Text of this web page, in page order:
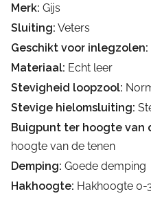
Merk: Gijs
Sluiting: Veters
Geschikt voor inlegzolen:
Materiaal: Echt leer
Stevigheid loopzool:
Stevige hielomsluiting:
Buigpunt ter hoogte van
hoogte van de tenen
Demping: Goede demping
Hakhoogte: Hakhoogte 0-